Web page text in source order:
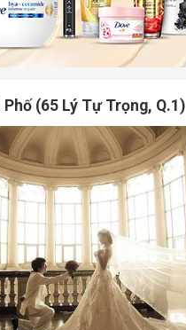
Phố (65 Lý Tự Trọng, Q.1)